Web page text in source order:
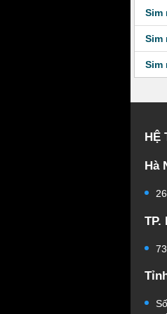
Sim
Sim
Sim
HỆ
Hà
TP.